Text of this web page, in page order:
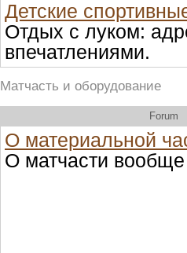
Детские
Отдых с луком:
впечатлениями.
Матчасть и оборудование
Forum
О материальной
О матчасти вообще